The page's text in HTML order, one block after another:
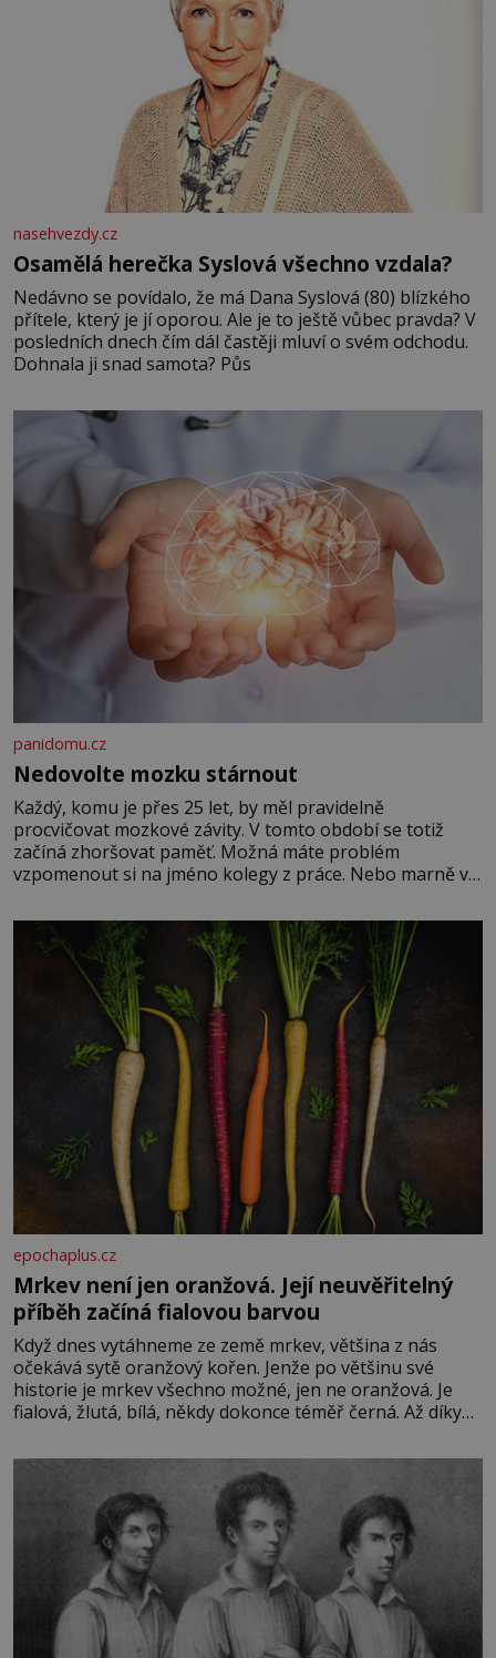
nasehvezdy.cz
Osamělá herečka Syslová všechno vzdala?
Nedávno se povídalo, že má Dana Syslová (80) blízkého
přítele, který je jí oporou. Ale je to ještě vůbec pravda? V
posledních dnech čím dál častěji mluví o svém odchodu.
Dohnala ji snad samota? Půs
panidomu.cz
Nedovolte mozku stárnout
Každý, komu je přes 25 let, by měl pravidelně
procvičovat mozkové závity. V tomto období se totiž
začíná zhoršovat paměť. Možná máte problém
vzpomenout si na jméno kolegy z práce. Nebo marně v
Je to opravdu tak, s věkem jako kdyby se paměť
rozhodla stávkovat. Cvičte
epochaplus.cz
Mrkev není jen oranžová. Její neuvěřitelný
příběh začíná fialovou barvou
Když dnes vytáhneme ze země mrkev, většina z nás
očekává sytě oranžový kořen. Jenže po většinu své
historie je mrkev všechno možné, jen ne oranžová. Je
fialová, žlutá, bílá, někdy dokonce téměř černá. Až díky
bez které si českou zahradu ani nedokážeme představit.